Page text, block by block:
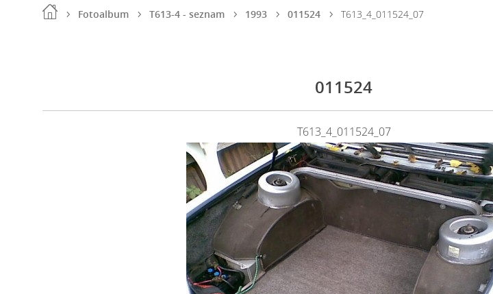
Fotoalbum T613-4 - seznam 1993 011524 T613_4_011524_07
011524
T613_4_011524_07